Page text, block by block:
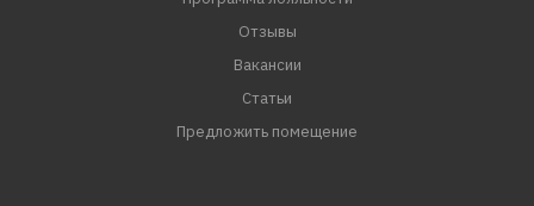
Отзывы
Вакансии
Статьи
Предложить помещение